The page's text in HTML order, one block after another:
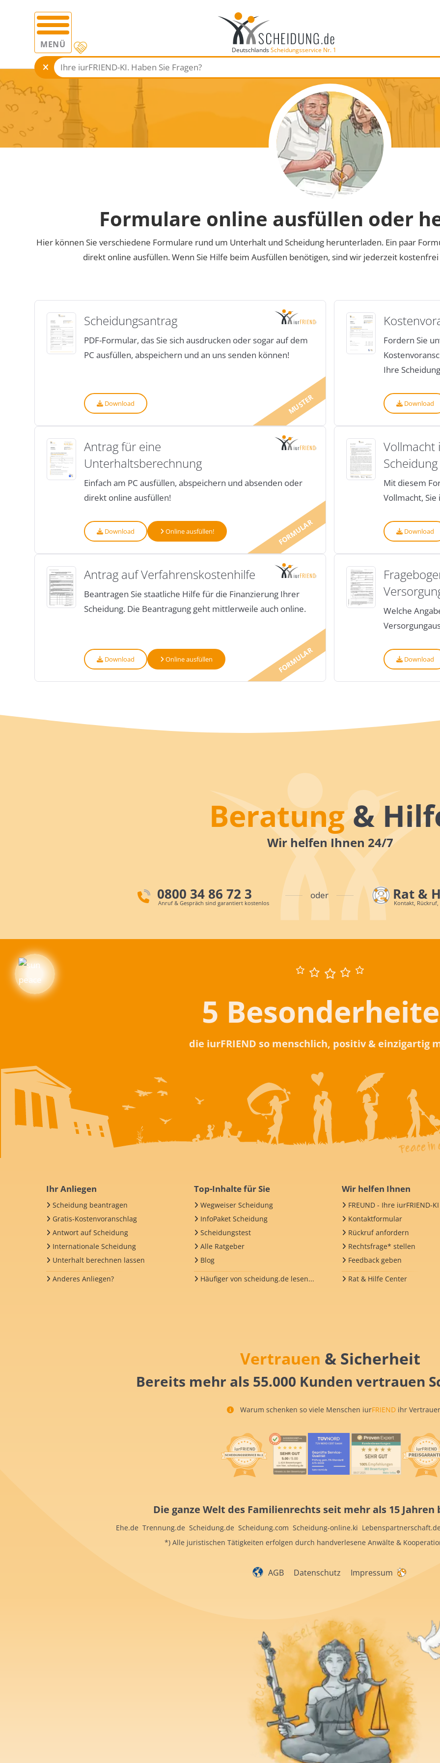
MENÜ DeutschlandsScheidungsservice Nr. 1
Formulare online ausfüllen oder
Hier können Sie verschiedene Formulare rund um Unterhalt und Scheidung herunterladen. Ein paar
direkt online ausfüllen. Wenn Sie Hilfe beim Ausfüllen benötigen, sind wir jederzeit
MUSTER
Scheidungsantrag
PDF-Formular, das Sie sich ausdrucken oder sogar auf dem
PC ausfüllen, abspeichern und an uns senden können!
Download
Fordern Sie
Ihre
Download
FORMULAR
Antrag für eine
Unterhaltsberechnung
Einfach am PC ausfüllen, abspeichern und absenden oder
direkt online ausfüllen!
Download Online ausfüllen!
Vollmacht
Scheidung
Mit diesem
Vollmacht,
Download
FORMULAR
Antrag auf Verfahrenskostenhilfe
Beantragen Sie staatliche Hilfe für die Finanzierung Ihrer
Scheidung. Die Beantragung geht mittlerweile auch online.
Download Online ausfüllen
Welche
Download
Beratung&
Wir helfen Ihnen 24/7
0800 34 86 72 3
Anruf & Gespräch sind garantiert kostenlos
oder Rat &
Kontakt, Rückruf,
5
die iurFRIEND so menschlich, positiv & einzigartig
Ihr Anliegen
Scheidung beantragen
Gratis-Kostenvoranschlag
Antwort auf Scheidung
Internationale Scheidung
Unterhalt berechnen lassen
Anderes Anliegen?
Top-Inhalte für Sie
Wegweiser Scheidung
InfoPaket Scheidung
Scheidungstest
Alle Ratgeber
Blog
Häufiger von scheidung.de lesen...
Wir helfen Ihnen
FREUND - Ihre iurFRIEND-KI
Kontaktformular
Rückruf anfordern
Rechtsfrage* stellen
Feedback geben
Rat & Hilfe Center
Vertrauen & Sicherheit
Bereits mehr als 55.000 Kunden vertrauen
Warum schenken so viele Menschen iurFRIENDihr
Die ganze Welt des Familienrechts seit mehr als 15 Jahren
Ehe.de Trennung.de Scheidung.de Scheidung.com Scheidung-online.ki
*) Alle juristischen Tätigkeiten erfolgen durch handverlesene Anwälte &
AGB Datenschutz Impressum